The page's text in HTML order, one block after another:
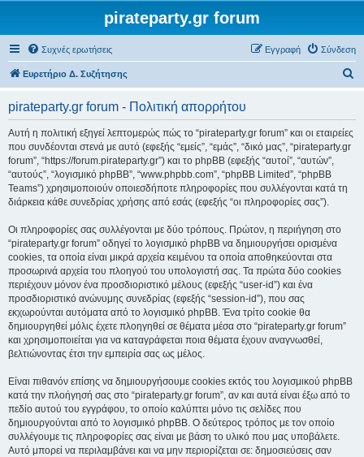
pirateparty.gr forum
Συχνές ερωτήσεις Σύνδεση
Εγγραφή
Ευρετήριο Δ. Συζήτησης
pirateparty.gr forum - Πολιτική απορρήτου
Αυτή η πολιτική εξηγεί λεπτομερώς πώς το “pirateparty.gr forum” και οι εταιρείες
που συνδέονται στενά με αυτό (εφεξής “εμείς”, “εμάς”, “δικό μας”, “pirateparty.gr
forum”, “https://forum.pirateparty.gr”) και το phpBB (εφεξής “αυτοί”, “αυτών”,
“αυτούς”, “λογισμικό phpBB”, “www.phpbb.com”, “phpBB Limited”, “phpBB
Teams”) χρησιμοποιούν οποιεσδήποτε πληροφορίες που συλλέγονται κατά τη
διάρκεια κάθε συνεδρίας χρήσης από εσάς (εφεξής “οι πληροφορίες σας”).
Οι πληροφορίες σας συλλέγονται με δύο τρόπους. Πρώτον, η περιήγηση στο
“pirateparty.gr forum” οδηγεί το λογισμικό phpBB να δημιουργήσει ορισμένα
cookies, τα οποία είναι μικρά αρχεία κειμένου τα οποία αποθηκεύονται στα
προσωρινά αρχεία του πλοηγού του υπολογιστή σας. Τα πρώτα δύο cookies
περιέχουν μόνον ένα προσδιοριστικό μέλους (εφεξής “user-id”) και ένα
προσδιοριστικό ανώνυμης συνεδρίας (εφεξής “session-id”), που σας
εκχωρούνται αυτόματα από το λογισμικό phpBB. Ένα τρίτο cookie θα
δημιουργηθεί μόλις έχετε πλοηγηθεί σε θέματα μέσα στο “pirateparty.gr forum”
και χρησιμοποιείται για να καταγράφεται ποια θέματα έχουν αναγνωσθεί,
βελτιώνοντας έτσι την εμπειρία σας ως μέλος.
Είναι πιθανόν επίσης να δημιουργήσουμε cookies εκτός του λογισμικού phpBB
κατά την πλοήγησή σας στο “pirateparty.gr forum”, αν και αυτά είναι έξω από το
πεδίο αυτού του εγγράφου, το οποίο καλύπτει μόνο τις σελίδες που
δημιουργούνται από το λογισμικό phpBB. Ο δεύτερος τρόπος με τον οποίο
συλλέγουμε τις πληροφορίες σας είναι με βάση το υλικό που μας υποβάλετε.
Αυτό μπορεί να περιλαμβάνει και να μην περιορίζεται σε: δημοσιεύσεις σαν